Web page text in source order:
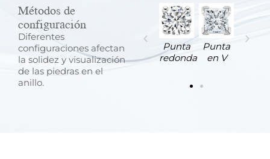
Métodos de
configuración
Diferentes
configuraciones afectan
la solidez y visualización
de las piedras en el
anillo.
Punta
redonda
Punta
en V
Punta
de
bandera
Punta
de
Punta
redonda
Punta
en V